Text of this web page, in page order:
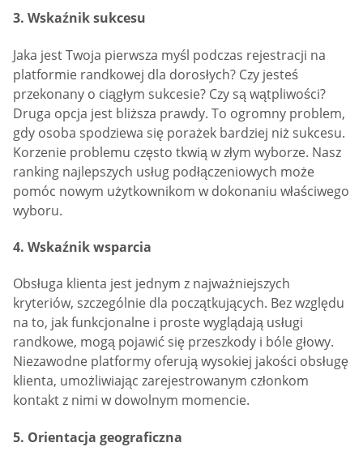
3. Wskaźnik sukcesu
Jaka jest Twoja pierwsza myśl podczas rejestracji na
platformie randkowej dla dorosłych? Czy jesteś
przekonany o ciągłym sukcesie? Czy są wątpliwości?
Druga opcja jest bliższa prawdy. To ogromny problem,
gdy osoba spodziewa się porażek bardziej niż sukcesu.
Korzenie problemu często tkwią w złym wyborze. Nasz
ranking najlepszych usług podłączeniowych może
pomóc nowym użytkownikom w dokonaniu właściwego
wyboru.
4. Wskaźnik wsparcia
Obsługa klienta jest jednym z najważniejszych
kryteriów, szczególnie dla początkujących. Bez względu
na to, jak funkcjonalne i proste wyglądają usługi
randkowe, mogą pojawić się przeszkody i bóle głowy.
Niezawodne platformy oferują wysokiej jakości obsługę
klienta, umożliwiając zarejestrowanym członkom
kontakt z nimi w dowolnym momencie.
5. Orientacja geograficzna